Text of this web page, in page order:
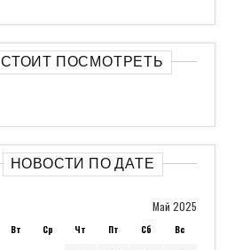
СТОИТ ПОСМОТРЕТЬ
НОВОСТИ ПО ДАТЕ
Май 2025
Вт Ср Чт Пт Сб Вс